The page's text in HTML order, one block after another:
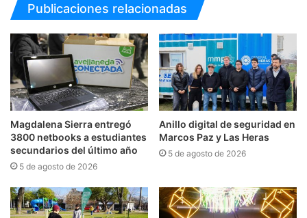
Publicaciones relacionadas
Magdalena Sierra entregó
3800 netbooks a estudiantes
secundarios del último año
5 de agosto de 2026
Anillo digital de seguridad en
Marcos Paz y Las Heras
5 de agosto de 2026